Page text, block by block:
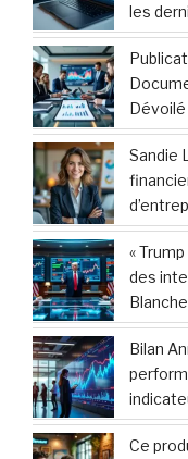
les
Dévoilé
Sandie
«
des
Bilan
Ce